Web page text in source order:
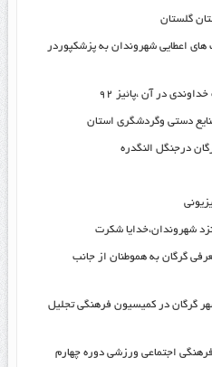
گلستان
اعطایی شهروندان به پزشکپوردر
دستی وگردشگری استان
درجنگل النگدره
شهروندان،خدایا شکرت
گرگان به هموطنان از جانب
گرگان در کمیسیون فرهنگی تجلیل
کمیسیون فرهنگی اجتماعی ورزشی دوره چهارم